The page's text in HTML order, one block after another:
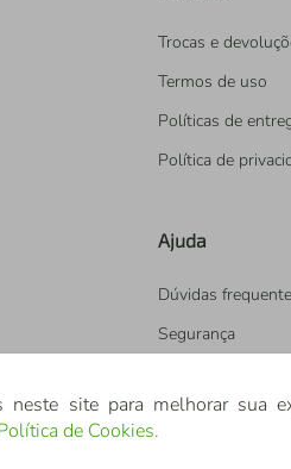
Trocas e
Termos de uso
Políticas de
Política de
Ajuda
Dúvidas
Segurança
neste site para melhorar sua
de Cookies.